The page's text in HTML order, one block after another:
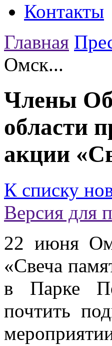
Контакты
Главная
Омск...
Члены
области
акции
К списку
Версия для
22 июня
«Свеча
в Парке
почтить